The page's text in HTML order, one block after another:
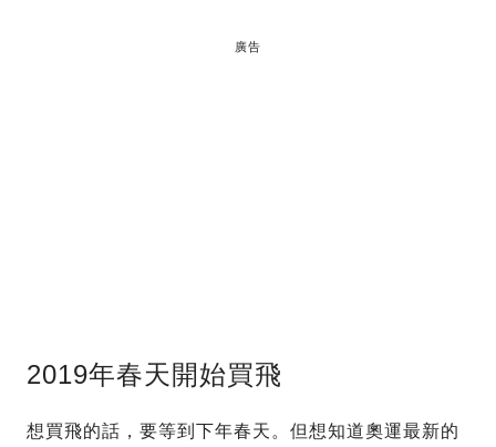
廣告
2019年春天開始買飛
想買飛的話，要等到下年春天。但想知道奧運最新的